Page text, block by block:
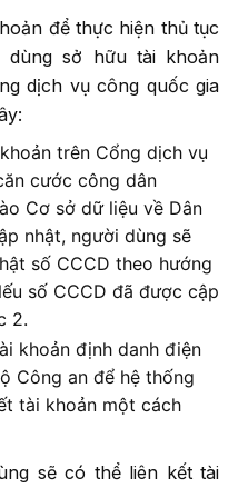
để thực hiện thủ tục
dùng sở hữu tài khoản
dịch vụ công quốc gia
trên Cổng dịch vụ
cước công dân
Cơ sở dữ liệu về Dân
nhật, người dùng sẽ
số CCCD theo hướng
số CCCD đã được cập
2.
khoản định danh điện
Công an để hệ thống
tài khoản một cách
sẽ có thể liên kết tài